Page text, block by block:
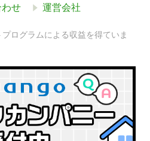
せ 運営会社
ログラムによる収益を得ていま